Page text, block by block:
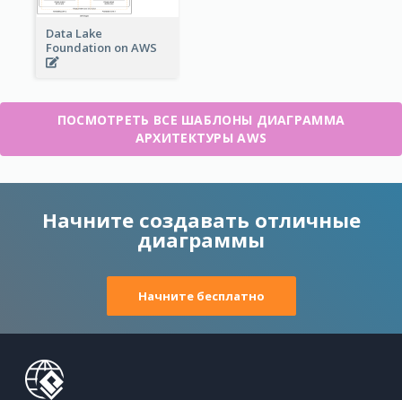
Data Lake
Foundation on AWS
ПОСМОТРЕТЬ ВСЕ ШАБЛОНЫ ДИАГРАММА
АРХИТЕКТУРЫ AWS
Начните создавать отличные
диаграммы
Начните бесплатно